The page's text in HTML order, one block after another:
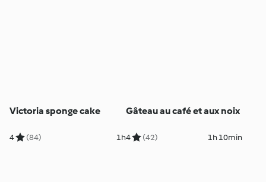
Victoria sponge cake
4 (84) 1h
Gâteau au café et aux noix
4 (42) 1h 10min